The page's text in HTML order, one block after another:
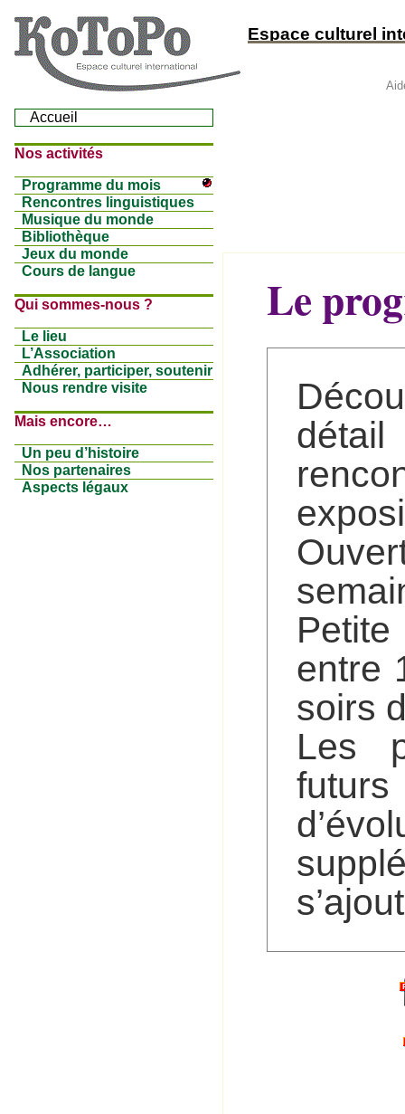
Espace culturel
Accueil
Nos activités
Programme du mois
Rencontres linguistiques
Musique du monde
Bibliothèque
Jeux du monde
Cours de langue
Qui sommes-nous ?
Le lieu
L’Association
Adhérer, participer, soutenir
Nous rendre visite
Mais encore…
Un peu d’histoire
Nos partenaires
Aspects légaux
Le
entre
soirs
Les